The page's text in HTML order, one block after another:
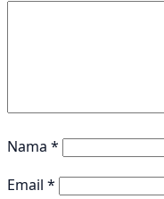
Nama *
Email *